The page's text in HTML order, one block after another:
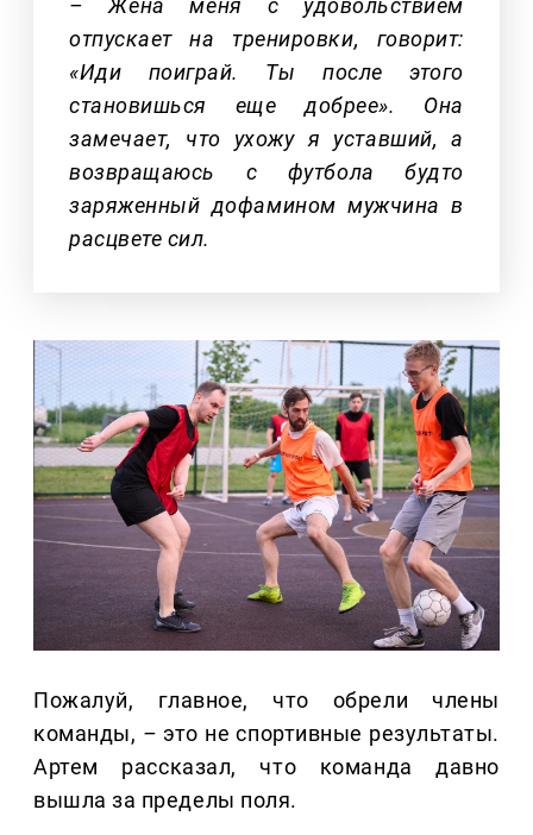
отпускает на тренировки, говорит:
«Иди поиграй. Ты после этого
становишься еще добрее». Она
замечает, что ухожу я уставший, а
возвращаюсь с футбола будто
заряженный дофамином мужчина в
расцвете сил.
Пожалуй, главное, что обрели члены
команды, – это не спортивные результаты.
Артем рассказал, что команда давно
вышла за пределы поля.